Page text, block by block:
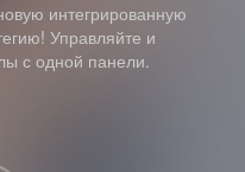
интегрированную
Управляйте и
с одной панели.